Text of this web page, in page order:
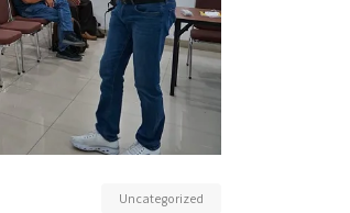
Uncategorized